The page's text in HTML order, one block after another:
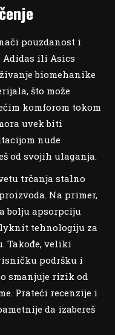
pouzdanost i
Adidas ili Asics
biomehanike
što može
komforom tokom
uvek biti
nude
od svojih ulaganja.
trčanja stalno
Na primer,
bolju apsorpciju
tehnologiju za
Takođe, veliki
podršku i
smanjuje rizik od
Prateći recenzije i
da izabereš